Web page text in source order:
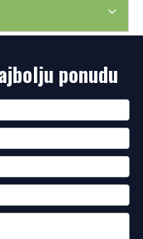
ponudu